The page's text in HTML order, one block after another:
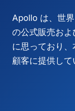
Apollo は、世
の公式販売およ
に思っており
顧客に提供して